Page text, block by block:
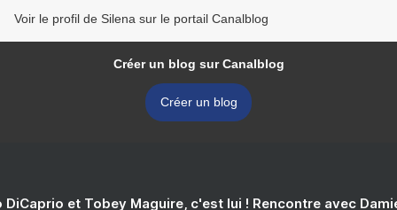
Voir le profil de Silena sur le portail Canalblog
Créer un blog sur Canalblog
Créer un blog
DiCaprio et Tobey Maguire, c'est lui ! Rencontre avec